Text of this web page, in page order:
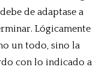
de adaptase a
Lógicamente
un todo, sino la
con lo indicado a